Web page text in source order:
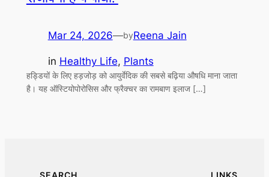
Mar 24, 2026—byReena Jain
in Healthy Life, Plants
हड्डियों के लिए हड़जोड़ को आयुर्वेदिक की सबसे बढ़िया औषधि माना जाता
है। यह ऑस्टियोपोरोसिस और फ्रैक्चर का रामबाण इलाज […]
SEARCH LINKS